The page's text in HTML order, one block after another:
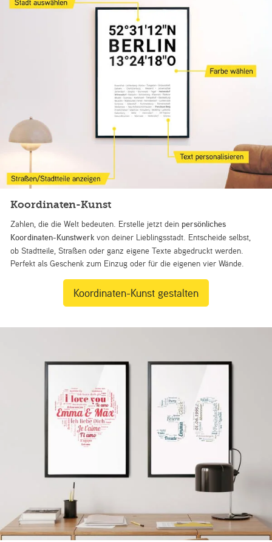
Koordinaten-Kunst
Zahlen, die die Welt bedeuten. Erstelle jetzt dein persönliches
Koordinaten-Kunstwerk von deiner Lieblingsstadt. Entscheide selbst,
ob Stadtteile, Straßen oder ganz eigene Texte abgedruckt werden.
Perfekt als Geschenk zum Einzug oder für die eigenen vier Wände.
Koordinaten-Kunst gestalten